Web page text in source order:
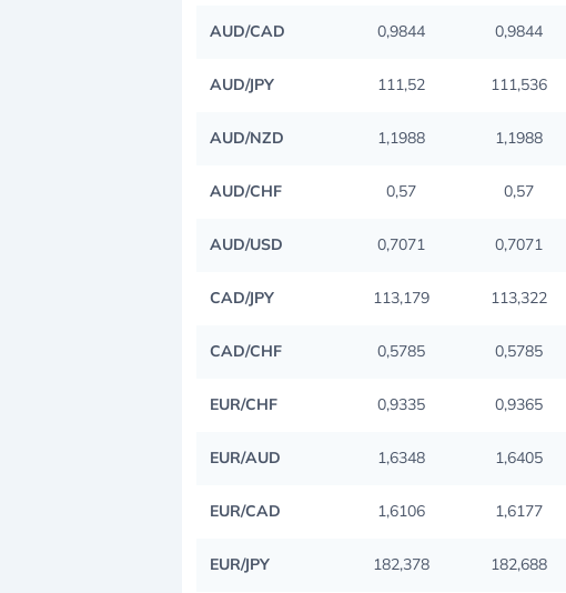
AUD/CAD 0,9844 0,9844
AUD/JPY 111,52 111,536
AUD/NZD 1,1988 1,1988
AUD/CHF 0,57 0,57
AUD/USD 0,7071 0,7071
CAD/JPY 113,179 113,322
CAD/CHF 0,5785 0,5785
EUR/CHF 0,9335 0,9365
EUR/AUD 1,6348 1,6405
EUR/CAD 1,6106 1,6177
EUR/JPY 182,378 182,688